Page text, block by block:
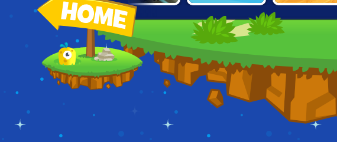
MOUNTAIN
BICYCLE
CARTOON CITY
RACER
FREE RIDER
JUMPS
MOTO X3M